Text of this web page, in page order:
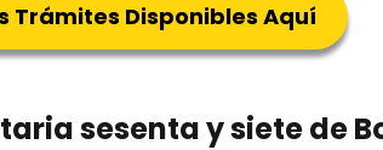
Trámites Disponibles Aquí
sesenta y siete de